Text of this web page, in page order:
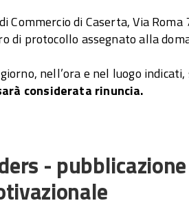
Commercio di Caserta, Via Roma
di protocollo assegnato alla
nell’ora e nel luogo indicati,
considerata rinuncia.
-